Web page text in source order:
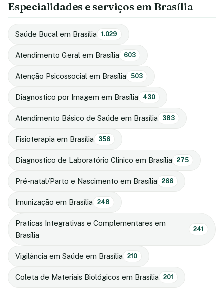
Especialidades e serviços em Brasília
Saúde Bucal em Brasília 1.029
Atendimento Geral em Brasília 603
Atenção Psicossocial em Brasília 503
Diagnostico por Imagem em Brasília 430
Atendimento Básico de Saúde em Brasília 383
Fisioterapia em Brasília 356
Diagnostico de Laboratório Clinico em Brasília 275
Pré-natal/Parto e Nascimento em Brasília 266
Imunização em Brasília 248
Praticas Integrativas e Complementares em
Brasília
241
Vigilância em Saúde em Brasília 210
Coleta de Materiais Biológicos em Brasília 201